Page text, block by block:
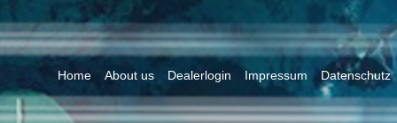
Home About us Dealerlogin Impressum Datenschutz